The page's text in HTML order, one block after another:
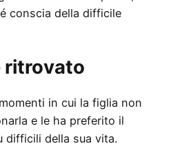
conscia della difficile
ritrovato
in cui la figlia non
e le ha preferito il
difficili della sua vita.